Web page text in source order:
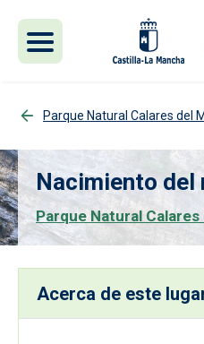
Parque Natural Calares del
Nacimiento del
Parque Natural
Acerca de este